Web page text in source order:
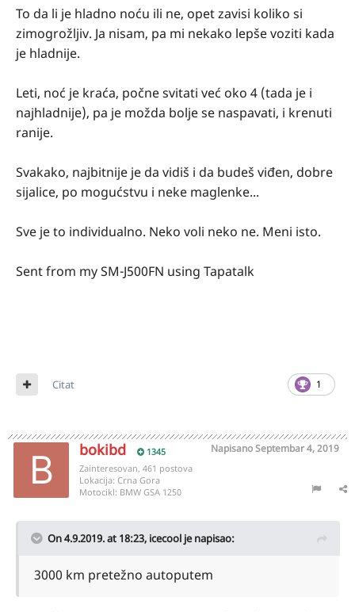
To da li je hladno noću ili ne, opet zavisi koliko si
zimogrožljiv. Ja nisam, pa mi nekako lepše voziti kada
je hladnije.
Leti, noć je kraća, počne svitati već oko 4 (tada je i
najhladnije), pa je možda bolje se naspavati, i krenuti
ranije.
Svakako, najbitnije je da vidiš i da budeš viđen, dobre
sijalice, po mogućstvu i neke maglenke...
Sve je to individualno. Neko voli neko ne. Meni isto.
Sent from my SM-J500FN using Tapatalk
1
Citat
bokibd 1345 NapisanoSeptembar 4, 2019
Zainteresovan, 461 postova
Lokacija: Crna Gora
Motocikl: BMW GSA 1250
On 4.9.2019. at 18:23, icecool je napisao:
3000 km pretežno autoputem